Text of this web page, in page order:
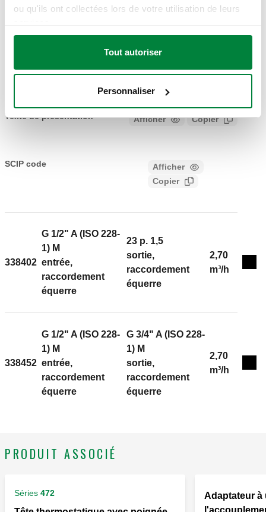
ou qu'ils ont collectées lors de votre utilisation de leurs
Tout autoriser
Personnaliser
Modèles 3D
Texte de présentation Afficher Copier
pour têtes thermostatiques, électrotermiques et
électronique. Version équerre. Pour tubes cuivre et
équerre, raccord. Pression maxi d'exercice: 10 bar.
Plage de température du fluide: 5–100 °C. Finition:
chromé. Kv: 2,22 m³/h. Matériel: laiton.
SCIP code
Afficher
Copier
338402
G 1/2" A (ISO 228-
1) M
entrée,
raccordement
équerre
23 p. 1,5
sortie,
raccordement
équerre
2,70
m³/h
338452
G 1/2" A (ISO 228-
1) M
entrée,
raccordement
équerre
G 3/4" A (ISO 228-
1) M
sortie,
raccordement
équerre
2,70
m³/h
PRODUIT ASSOCIÉ
Séries 472
Adaptateur à